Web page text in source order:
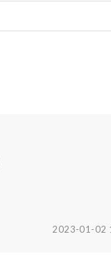
2023-01-02